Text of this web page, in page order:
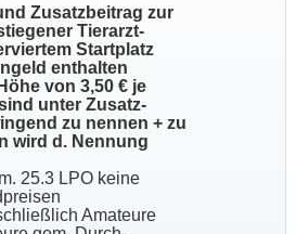
Zusatzbeitrag zur
Tierarzt-
Startplatz
enthalten
von 3,50 € je
unter Zusatz-
zu nennen + zu
wird d. Nennung
25.3 LPO keine
Amateure